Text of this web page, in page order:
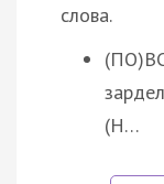
слова.
(Н…